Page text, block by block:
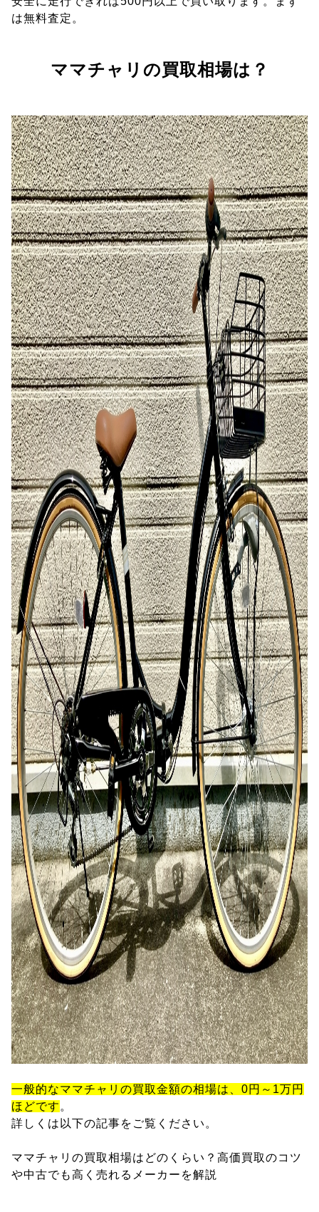
は無料査定。
ママチャリの買取相場は？
一般的なママチャリの買取金額の相場は、0円～1万円
ほどです 。
詳しくは以下の記事をご覧ください。
ママチャリの買取相場はどのくらい？高価買取のコツ
や中古でも高く売れるメーカーを解説